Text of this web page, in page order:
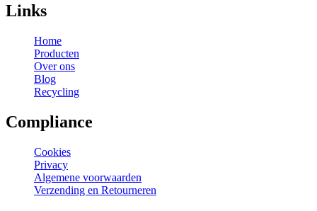
Links
Home
Producten
Over ons
Blog
Recycling
Compliance
Cookies
Privacy
Algemene voorwaarden
Verzending en Retourneren